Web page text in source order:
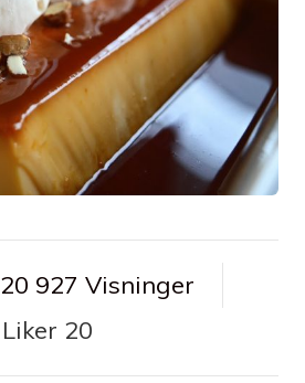
20 927 Visninger
Liker 20